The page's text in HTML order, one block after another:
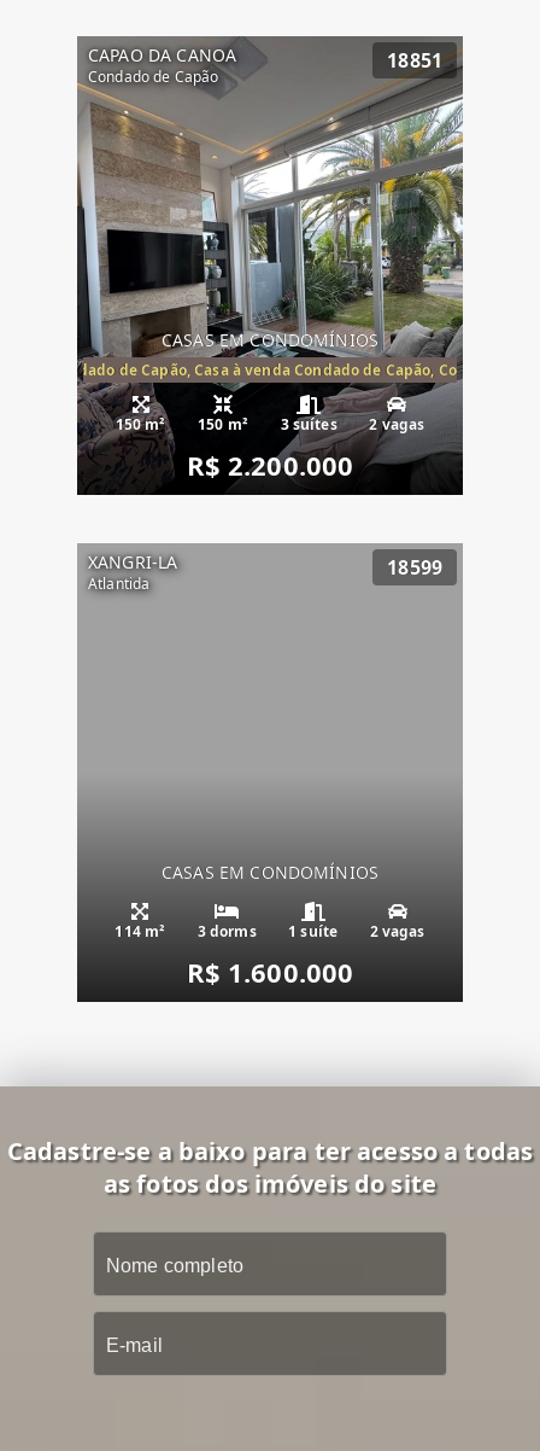
CAPAO DA CANOA
Condado de Capão
18851
CASAS EM CONDOMÍNIOS
Condado de Capão, Casa à venda Condado de Capão, Condomínio
150 m² 150 m² 3 suítes 2 vagas
R$ 2.200.000
XANGRI-LA
Atlantida
18599
CASAS EM CONDOMÍNIOS
114 m² 3 dorms 1 suíte 2 vagas
R$ 1.600.000
Cadastre-se a baixo para ter acesso a todas
as fotos dos imóveis do site